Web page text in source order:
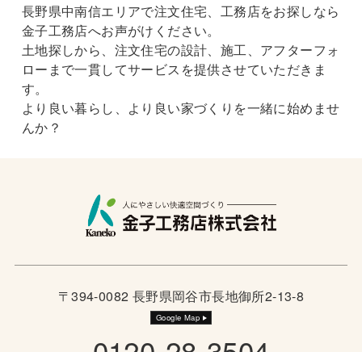
長野県中南信エリアで注文住宅、工務店をお探しなら
金子工務店へお声がけください。
土地探しから、注文住宅の設計、施工、アフターフォ
ローまで一貫してサービスを提供させていただきま
す。
より良い暮らし、より良い家づくりを一緒に始めませ
んか？
〒394-0082 長野県岡谷市長地御所2-13-8
Google Map